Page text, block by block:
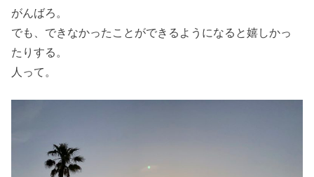
がんばろ。
でも、できなかったことができるようになると嬉しかっ
たりする。
人って。